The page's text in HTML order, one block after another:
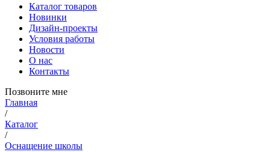
Каталог товаров
Новинки
Дизайн-проекты
Условия работы
Новости
О нас
Контакты
Позвоните мне
Главная
/
Каталог
/
Оснащение школы